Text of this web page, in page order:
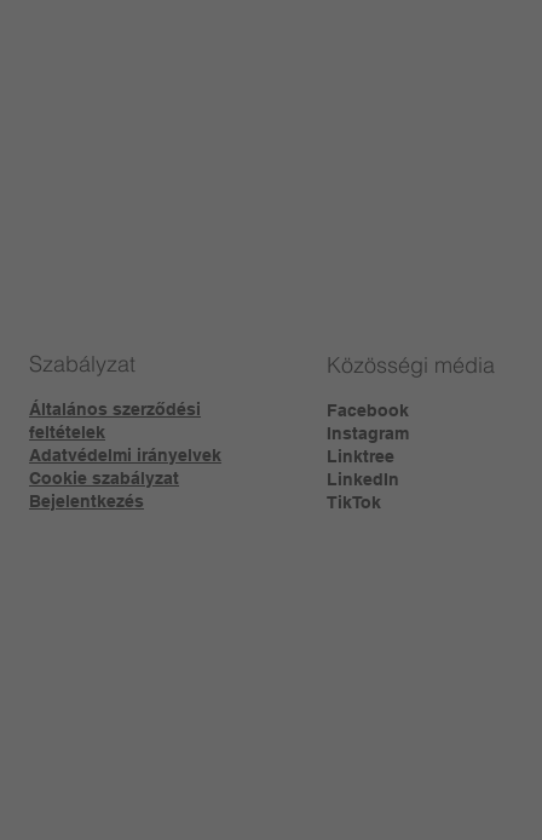
Szabályzat
Általános szerződési
feltételek
Adatvédelmi irányelvek
Cookie szabályzat
Bejelentkezés
Közösségi média
Facebook
Instagram
Linktree​
LinkedIn
TikTok